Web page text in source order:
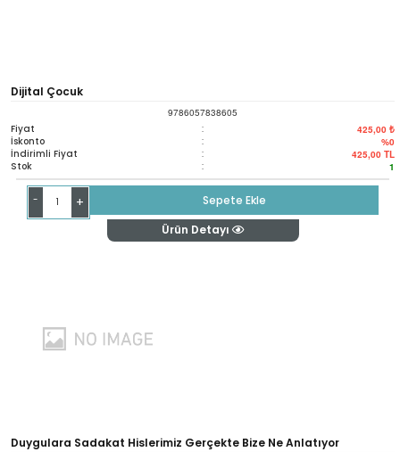
Dijital Çocuk
9786057838605
Fiyat : 425,00 ₺
İskonto : %0
İndirimli Fiyat : 425,00 TL
Stok : 1
- +
Sepete Ekle
Ürün Detayı
Duygulara Sadakat Hislerimiz Gerçekte Bize Ne Anlatıyor